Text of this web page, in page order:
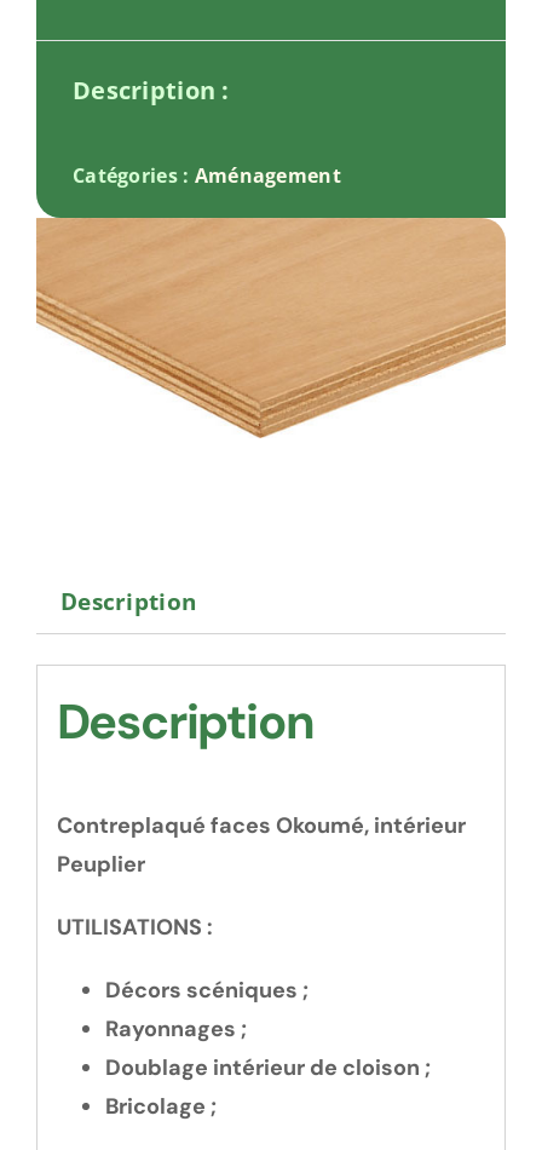
Description :
Catégories : Aménagement
Description
Description
Contreplaqué faces Okoumé, intérieur
Peuplier
UTILISATIONS :
Décors scéniques ;
Rayonnages ;
Doublage intérieur de cloison ;
Bricolage ;